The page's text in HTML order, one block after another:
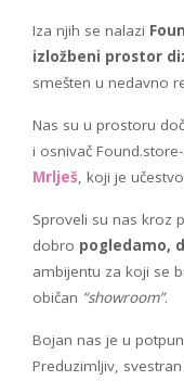
Iza njih se nalazi
izložbeni prostor
smešten u nedavno
Nas su u prostoru
i osnivač
Mrlješ, koji je
Sproveli su nas kroz
dobro pogledamo,
ambijentu za koji se
običan “showroom”.
Bojan nas je u
Preduzimljiv,